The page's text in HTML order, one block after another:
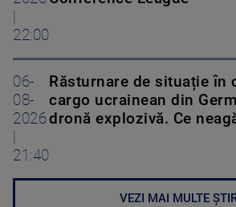
|
22:00
06-
08-
2026
|
21:40
Răsturnare de situație în
cargo ucrainean din
dronă explozivă. Ce
VEZI MAI MULTE